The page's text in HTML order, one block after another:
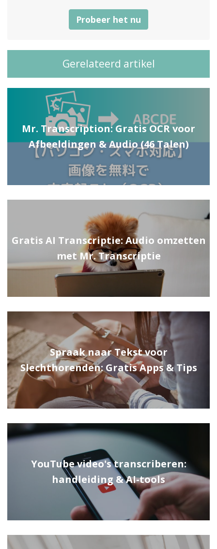
Probeer het nu
Gerelateerd artikel
Mr. Transcription: Gratis OCR voor
Afbeeldingen & Audio (46 Talen)
Gratis AI Transcriptie: Audio omzetten
met Mr. Transcriptie
Spraak naar Tekst voor
Slechthorenden: Gratis Apps & Tips
YouTube video's transcriberen:
handleiding & AI-tools